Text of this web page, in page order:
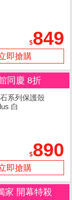
849
即搶購
同慶 8折
系列保護殼
白
890
即搶購
家 開幕特殺